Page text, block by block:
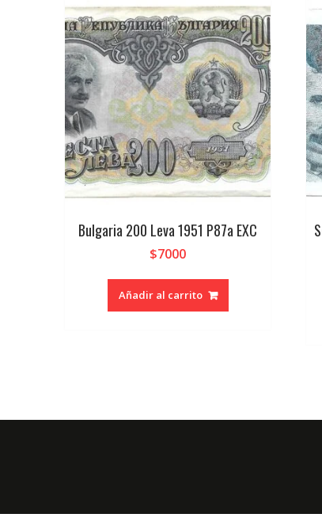
Bulgaria 200 Leva 1951 P87a EXC
$7000
Añadir al carrito